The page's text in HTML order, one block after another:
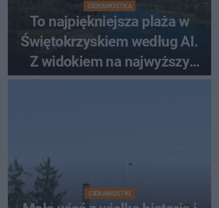
CIEKAWOSTKA
To najpiękniejsza plaża w
Świętokrzyskiem według AI.
Z widokiem na najwyższy
szczyt Gór Świętokrzyskich
CIEKAWOSTKI